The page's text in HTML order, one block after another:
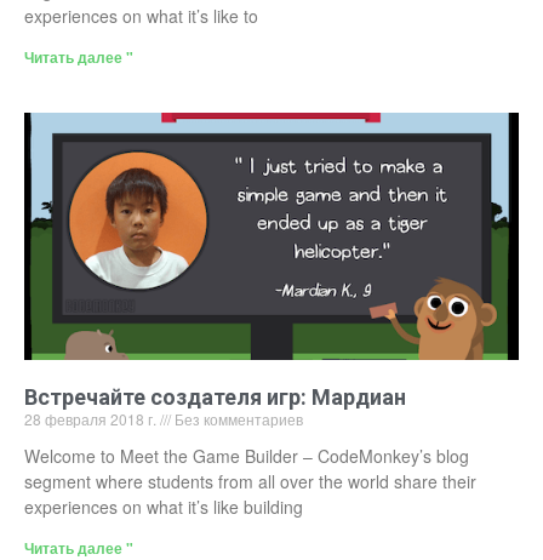
experiences on what it’s like to
Читать далее "
Встречайте создателя игр: Мардиан
28 февраля 2018 г. Без комментариев
Welcome to Meet the Game Builder – CodeMonkey’s blog
segment where students from all over the world share their
experiences on what it’s like building
Читать далее "